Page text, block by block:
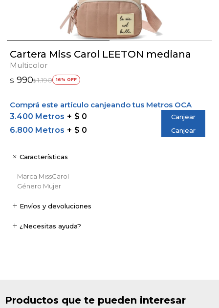
Cartera Miss Carol LEETON mediana
Multicolor
$ 990$ 1.190 16
Comprá este artículo canjeando tus Metros OCA
3.400 Metros
$ 0 Canjear
6.800 Metros $ 0 Canjear
Características
Marca MissCarol
Género Mujer
Envíos y devoluciones
¿Necesitas ayuda?
Productos que te pueden interesar